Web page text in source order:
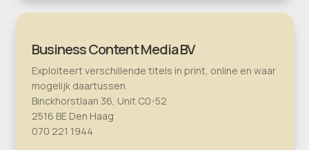
Business Content Media BV
Exploiteert verschillende titels in print, online en waar
mogelijk daartussen.
Binckhorstlaan 36, Unit C0-52
2516 BE Den Haag
070 221 1944